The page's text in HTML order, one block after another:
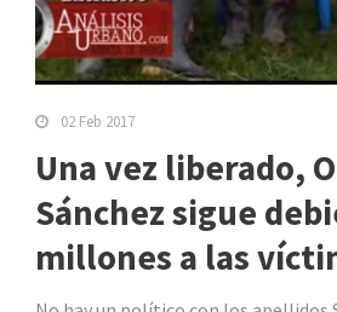
02 Feb 2017
Una vez liberado,
Sánchez sigue
millones a las